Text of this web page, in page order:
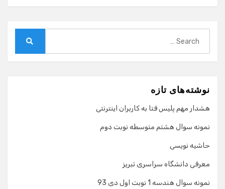
نوشته‌های تازه
هشدار مهم پلیس فتا به کاربران اینترنتی
نمونه سوال هشتم متوسطه نوبت دوم
حاشیه نویسی
معرفی دانشگاه سراسری تبریز
نمونه سوال هندسه 1 نوبت اول دی 93
گفت‌وگو با دستیار هوشمند